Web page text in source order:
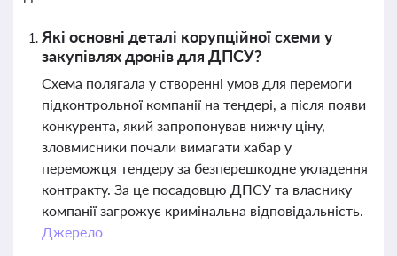
Які основні деталі корупційної схеми у
закупівлях дронів для ДПСУ?
Схема полягала у створенні умов для перемоги
підконтрольної компанії на тендері, а після появи
конкурента, який запропонував нижчу ціну,
зловмисники почали вимагати хабар у
переможця тендеру за безперешкодне укладення
контракту. За це посадовцю ДПСУ та власнику
компанії загрожує кримінальна відповідальність.
Джерело